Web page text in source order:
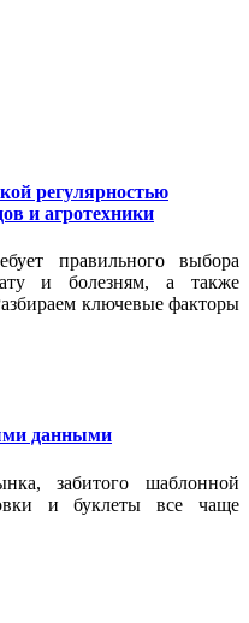
регулярностью
и агротехники
правильного выбора
и болезням, а также
ключевые факторы
данными
забитого шаблонной
и буклеты все чаще